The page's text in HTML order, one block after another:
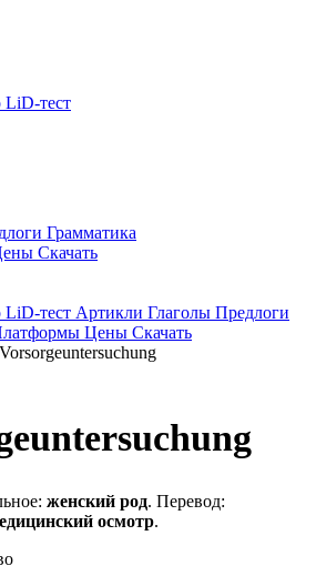
LiD-тест
Грамматика
Скачать
LiD-тест Артикли Глаголы Предлоги
Цены Скачать
Vorsorgeuntersuchung
женский род. Перевод:
осмотр.